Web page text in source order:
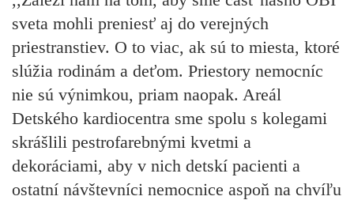
sveta mohli preniesť aj do verejných
priestranstiev. O to viac, ak sú to miesta, ktoré
slúžia rodinám a deťom. Priestory nemocníc
nie sú výnimkou, priam naopak. Areál
Detského kardiocentra sme spolu s kolegami
skrášlili pestrofarebnými kvetmi a
dekoráciami, aby v nich detskí pacienti a
ostatní návštevníci nemocnice aspoň na chvíľu